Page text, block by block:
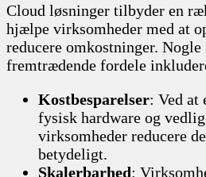
Cloud løsninger tilbyder en
hjælpe virksomheder med at
reducere omkostninger. Nogle
fremtrædende fordele
Kostbesparelser: Ved at
fysisk hardware og
virksomheder reducere
betydeligt.
Skalerbarhed: